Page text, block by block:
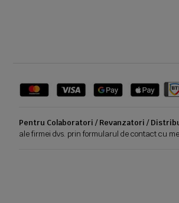
Pentru Colaboratori / Revanzatori /
ale firmei dvs. prin formularul de contact cu